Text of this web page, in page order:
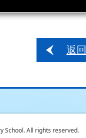
返回
School. All rights reserved.